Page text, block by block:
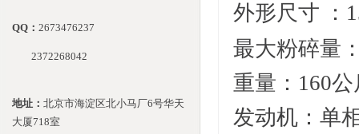
QQ： 2673476237
2372268042
地址： 北京市海淀区北小马厂6号华天
大厦718室
外形尺寸
：
最大粉碎量
重量： 160公
发动机：单